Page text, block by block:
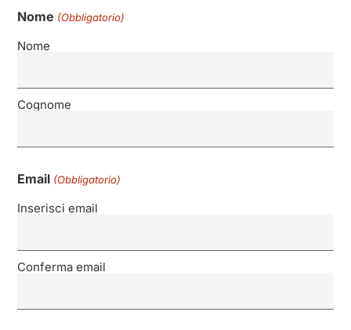
Nome (Obbligatorio)
Nome
Cognome
Email (Obbligatorio)
Inserisci email
Conferma email